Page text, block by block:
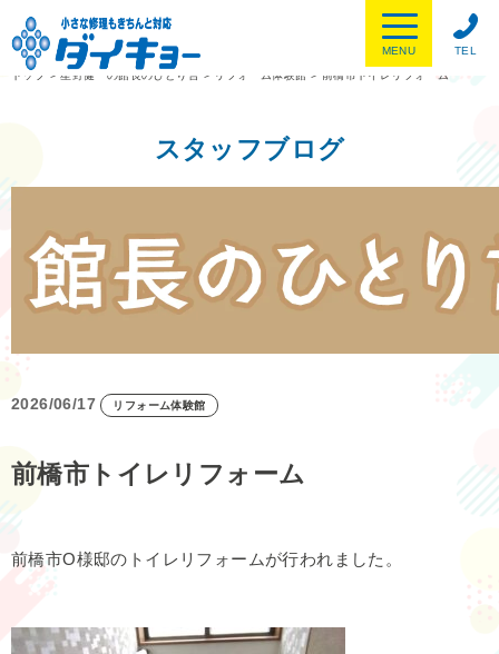
TEL
MENU
トップ
>星野健一の館長のひとり言 > リフォーム体験館 > 前橋市トイレリフォーム
スタッフブログ
2026/06/17 リフォーム体験館
前橋市トイレリフォーム
前橋市O様邸のトイレリフォームが行われました。